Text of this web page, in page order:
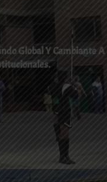
Global Y Cambiante A